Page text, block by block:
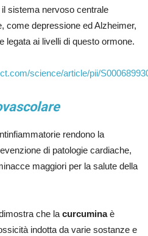
sistema nervoso centrale
come depressione ed Alzheimer,
legata ai livelli di questo ormone.
science/article/pii/
rendono la
di patologie cardiache,
maggiori per la salute della
che lacurcuminaè
indotta da varie sostanze e